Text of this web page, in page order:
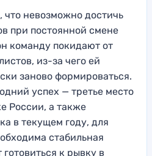
что невозможно достичь
при постоянной смене
команду покидают от
из-за чего ей
заново формироваться.
успех — третье место
России, а также
в текущем году, для
стабильная
готовиться к рывку в